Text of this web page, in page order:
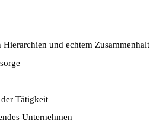
und echtem Zusammenhalt
Tätigkeit
Unternehmen